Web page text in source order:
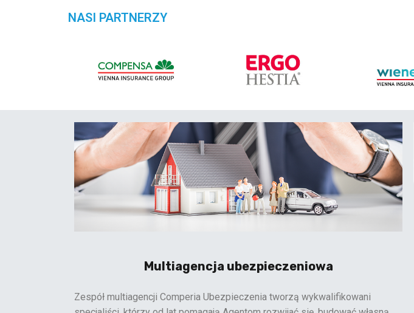
NASI PARTNERZY
Multiagencja ubezpieczeniowa
Zespół multiagencji Comperia Ubezpieczenia tworzą wykwalifikowani